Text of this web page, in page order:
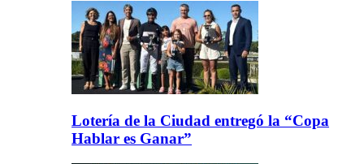
Lotería de la Ciudad entregó la “Copa
Hablar es Ganar”